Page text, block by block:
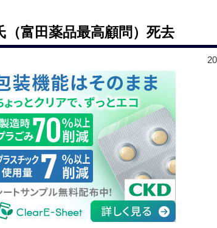
（富田薬品最高顧問）死去